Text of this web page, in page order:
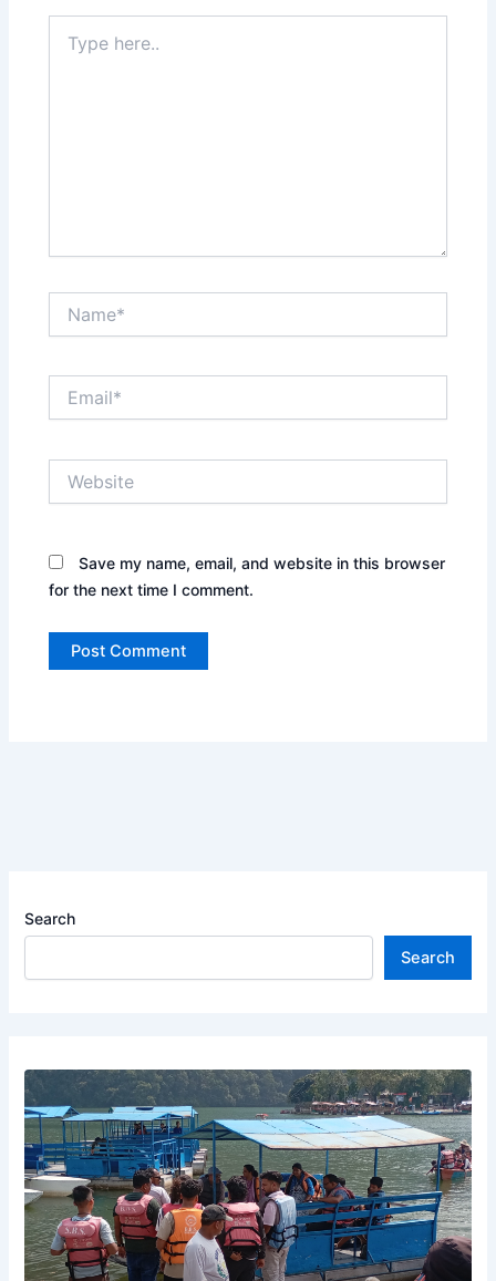
here..
Save my name, email, and website in this browser
for the next time I comment.
Search
Search